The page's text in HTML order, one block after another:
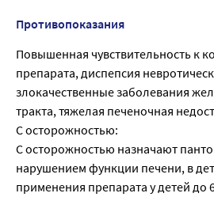
Противопоказания
Повышенная чувствительность к
препарата, диспепсия
злокачественные заболевания
тракта, тяжелая печеночная
С осторожностью:
С осторожностью назначают
нарушением функции печени, в
применения препарата у детей до 6